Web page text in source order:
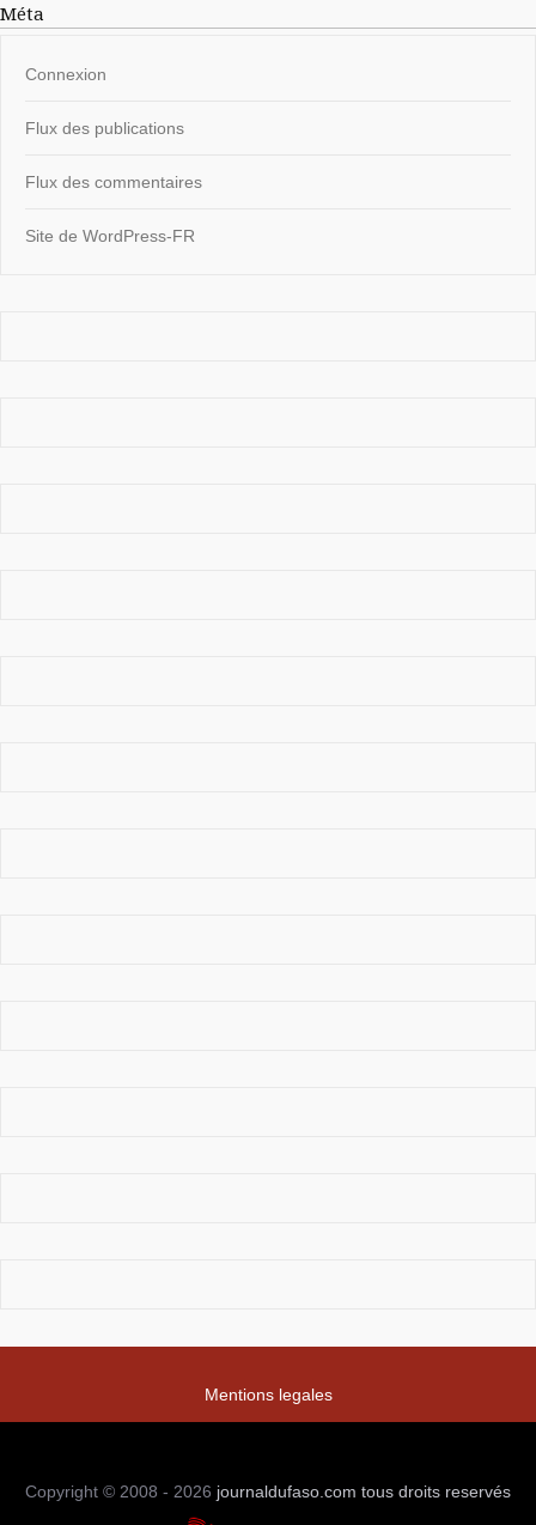
Méta
Connexion
Flux des publications
Flux des commentaires
Site de WordPress-FR
Mentions legales
Copyright © 2008 - 2026 journaldufaso.com tous droits reservés